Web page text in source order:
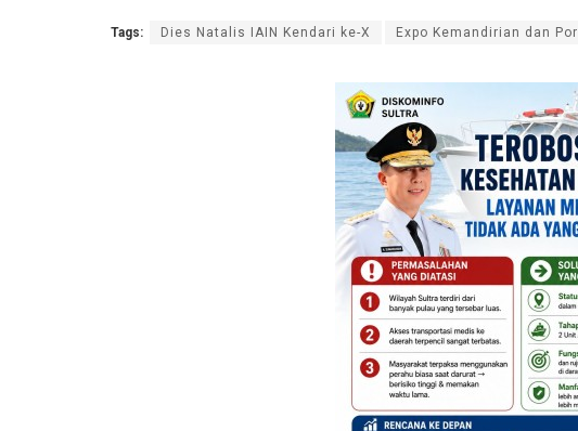
Tags: Dies Natalis IAIN Kendari ke-X Expo Kemandirian dan